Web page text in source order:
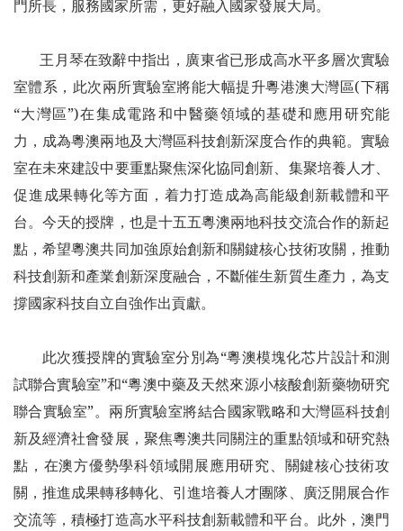
門所長，服務國家所需，更好融入國家發展大局。
王月琴在致辭中指出，廣東省已形成高水平多層次實驗
室體系，此次兩所實驗室將能大幅提升粵港澳大灣區(下稱
“大灣區”)在集成電路和中醫藥領域的基礎和應用研究能
力，成為粵澳兩地及大灣區科技創新深度合作的典範。實驗
室在未來建設中要重點聚焦深化協同創新、集聚培養人才、
促進成果轉化等方面，着力打造成為高能級創新載體和平
台。今天的授牌，也是十五五粵澳兩地科技交流合作的新起
點，希望粵澳共同加強原始創新和關鍵核心技術攻關，推動
科技創新和產業創新深度融合，不斷催生新質生產力，為支
撐國家科技自立自強作出貢獻。
此次獲授牌的實驗室分別為“粵澳模塊化芯片設計和測
試聯合實驗室”和“粵澳中藥及天然來源小核酸創新藥物研究
聯合實驗室”。兩所實驗室將結合國家戰略和大灣區科技創
新及經濟社會發展，聚焦粵澳共同關注的重點領域和研究熱
點，在澳方優勢學科領域開展應用研究、關鍵核心技術攻
關，推進成果轉移轉化、引進培養人才團隊、廣泛開展合作
交流等，積極打造高水平科技創新載體和平台。此外，澳門